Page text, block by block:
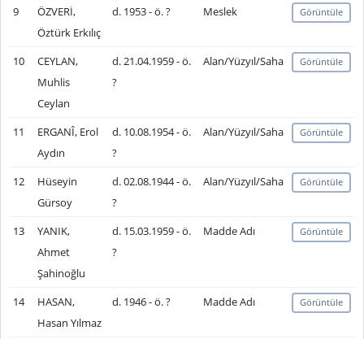
9
ÖZVERİ,
Öztürk Erkılıç
d. 1953 - ö. ? Meslek Görüntüle
10
CEYLAN,
Muhlis
Ceylan
d. 21.04.1959 - ö.
?
Alan/Yüzyıl/Saha Görüntüle
11
ERGANÎ, Erol
Aydın
d. 10.08.1954 - ö.
?
Alan/Yüzyıl/Saha Görüntüle
12
Hüseyin
Gürsoy
d. 02.08.1944 - ö.
?
Alan/Yüzyıl/Saha Görüntüle
13
YANIK,
Ahmet
Şahinoğlu
d. 15.03.1959 - ö.
?
Madde Adı Görüntüle
14
HASAN,
Hasan Yılmaz
d. 1946 - ö. ? Madde Adı Görüntüle